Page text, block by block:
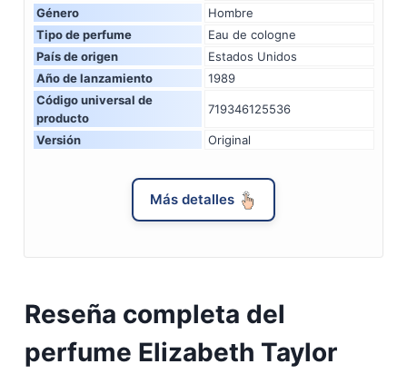
Género
Hombre
Tipo de perfume
Eau de cologne
País de origen
Estados Unidos
Año de lanzamiento
1989
Código universal de
producto
719346125536
Versión Original
Más detalles
Reseña completa del
perfume Elizabeth Taylor